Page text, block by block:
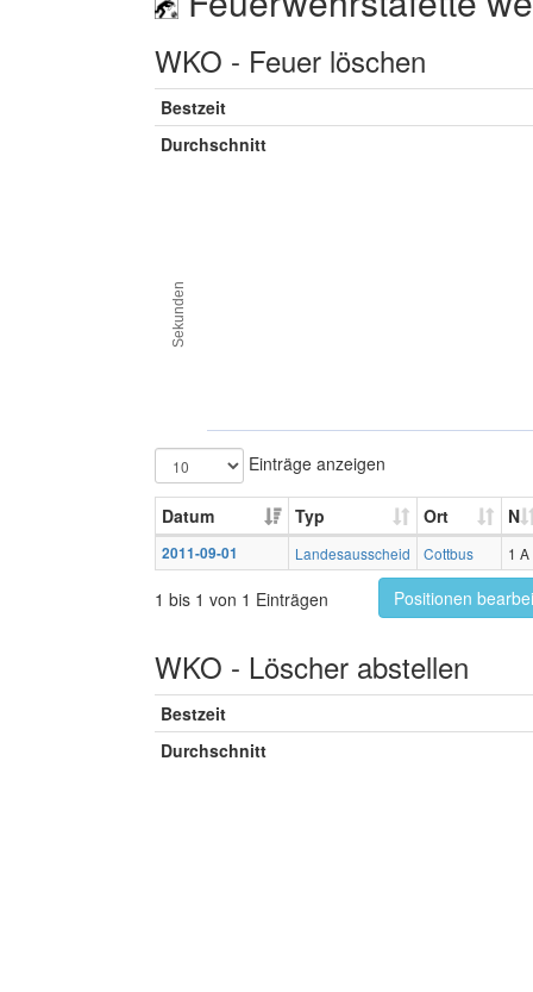
WKO - Feuer löschen
Bestzeit
Durchschnitt
Sekunden
Einträge anzeigen
Datum Typ Ort N
2011-09-01 Landesausscheid Cottbus 1 A
1 bis 1 von 1 Einträgen Positionen
WKO - Löscher abstellen
Bestzeit
Durchschnitt